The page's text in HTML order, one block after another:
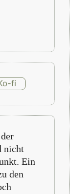
nicht
Ein
den